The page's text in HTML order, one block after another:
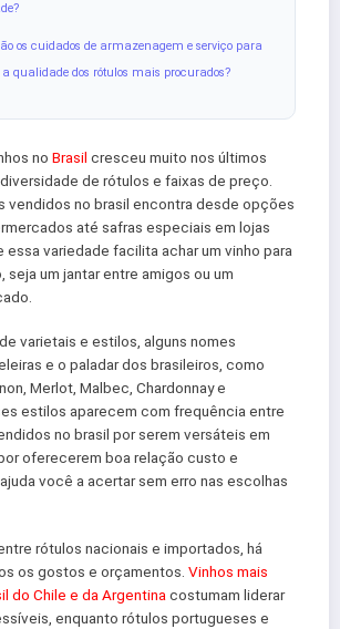
os cuidados de armazenagem e serviço para
qualidade dos rótulos mais procurados?
no Brasil cresceu muito nos últimos
de rótulos e faixas de preço.
vendidos no brasil encontra desde opções
até safras especiais em lojas
essa variedade facilita achar um vinho para
seja um jantar entre amigos ou um
varietais e estilos, alguns nomes
e o paladar dos brasileiros, como
Merlot, Malbec, Chardonnay e
estilos aparecem com frequência entre
no brasil por serem versáteis em
oferecerem boa relação custo e
você a acertar sem erro nas escolhas
rótulos nacionais e importados, há
os gostos e orçamentos. Vinhos mais
do Chile e da Argentinacostumam liderar
enquanto rótulos portugueses e